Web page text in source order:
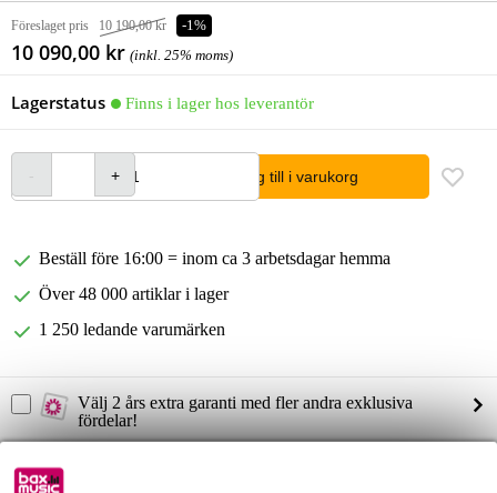
Föreslaget pris 10 190,00 kr -1%
10 090,00 kr (inkl. 25% moms)
Lagerstatus Finns i lager hos leverantör
lägg till i varukorg
Beställ före 16:00 = inom ca 3 arbetsdagar hemma
Över 48 000 artiklar i lager
1 250 ledande varumärken
Välj 2 års extra garanti med fler andra exklusiva
fördelar!